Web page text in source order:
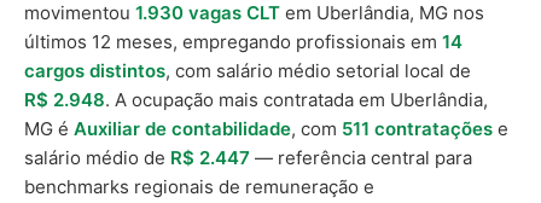
movimentou 1.930 vagas CLT em Uberlândia, MG nos
últimos 12 meses, empregando profissionais em 14
cargos distintos, com salário médio setorial local de
R$ 2.948. A ocupação mais contratada em Uberlândia,
MG é Auxiliar de contabilidade, com 511 contratações e
salário médio de R$ 2.447 — referência central para
benchmarks regionais de remuneração e